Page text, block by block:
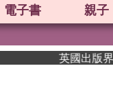
電子書 親子
英國出版界